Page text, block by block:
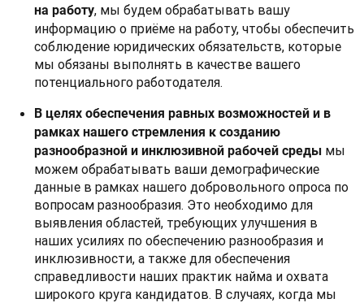
на работу, мы будем обрабатывать вашу
информацию о приёме на работу, чтобы обеспечить
соблюдение юридических обязательств, которые
мы обязаны выполнять в качестве вашего
потенциального работодателя.
В целях обеспечения равных возможностей и в
рамках нашего стремления к созданию
разнообразной и инклюзивной рабочей среды мы
можем обрабатывать ваши демографические
данные в рамках нашего добровольного опроса по
вопросам разнообразия. Это необходимо для
выявления областей, требующих улучшения в
наших усилиях по обеспечению разнообразия и
инклюзивности, а также для обеспечения
справедливости наших практик найма и охвата
широкого круга кандидатов. В случаях, когда мы